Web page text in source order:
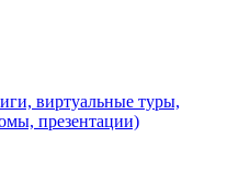
виртуальные туры,
презентации)